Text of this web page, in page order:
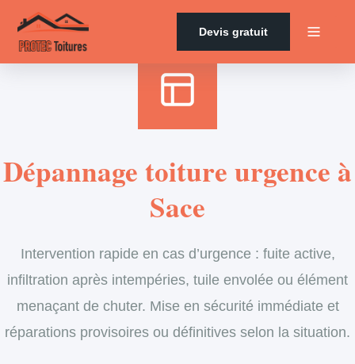
Devis gratuit
Accueil
Dépannage toiture urgence à
Sace
Intervention rapide en cas d’urgence : fuite active,
infiltration après intempéries, tuile envolée ou élément
menaçant de chuter. Mise en sécurité immédiate et
réparations provisoires ou définitives selon la situation.